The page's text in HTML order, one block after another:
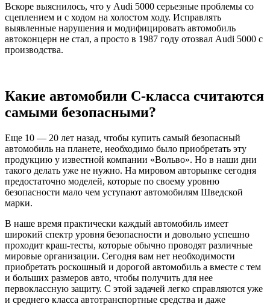
Вскоре выяснилось, что у Audi 5000 серьезные проблемы со
сцеплением и с ходом на холостом ходу. Исправлять
выявленные нарушения и модифицировать автомобиль
автоконцерн не стал, а просто в 1987 году отозвал Audi 5000 с
производства.
Какие автомобили С-класса считаются
самыми безопасными?
Еще 10 — 20 лет назад, чтобы купить самый безопасный
автомобиль на планете, необходимо было приобретать эту
продукцию у известной компании «Вольво». Но в наши дни
такого делать уже не нужно. На мировом авторынке сегодня
предостаточно моделей, которые по своему уровню
безопасности мало чем уступают автомобилям Шведской
марки.
В наше время практически каждый автомобиль имеет
широкий спектр уровня безопасности и довольно успешно
проходит краш-тесты, которые обычно проводят различные
мировые организации. Сегодня вам нет необходимости
приобретать роскошный и дорогой автомобиль а вместе с тем
и больших размеров авто, чтобы получить для нее
первоклассную защиту. С этой задачей легко справляются уже
и среднего класса автотранспортные средства и даже